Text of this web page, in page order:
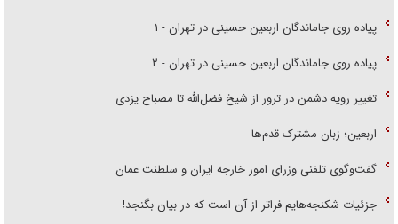
پیاده روی جاماندگان اربعین حسینی در تهران - ۱
پیاده روی جاماندگان اربعین حسینی در تهران - ۲
تغییر رویه دشمن در ترور از شیخ فضل‌الله تا مصباح یزدی
اربعین؛ زبان مشترک قدم‌ها
گفت‌وگوی تلفنی وزرای امور خارجه ایران و سلطنت عمان
جزئیات شکنجه‌هایم فراتر از آن است که در بیان بگنجد!